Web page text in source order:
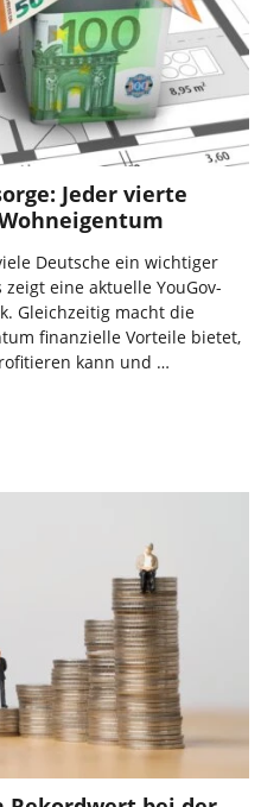
Jeder vierte
Deutsche ein wichtiger
eine aktuelle YouGov-
Gleichzeitig macht die
finanzielle Vorteile bietet,
kann und …